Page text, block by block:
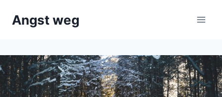
naarAngst weg